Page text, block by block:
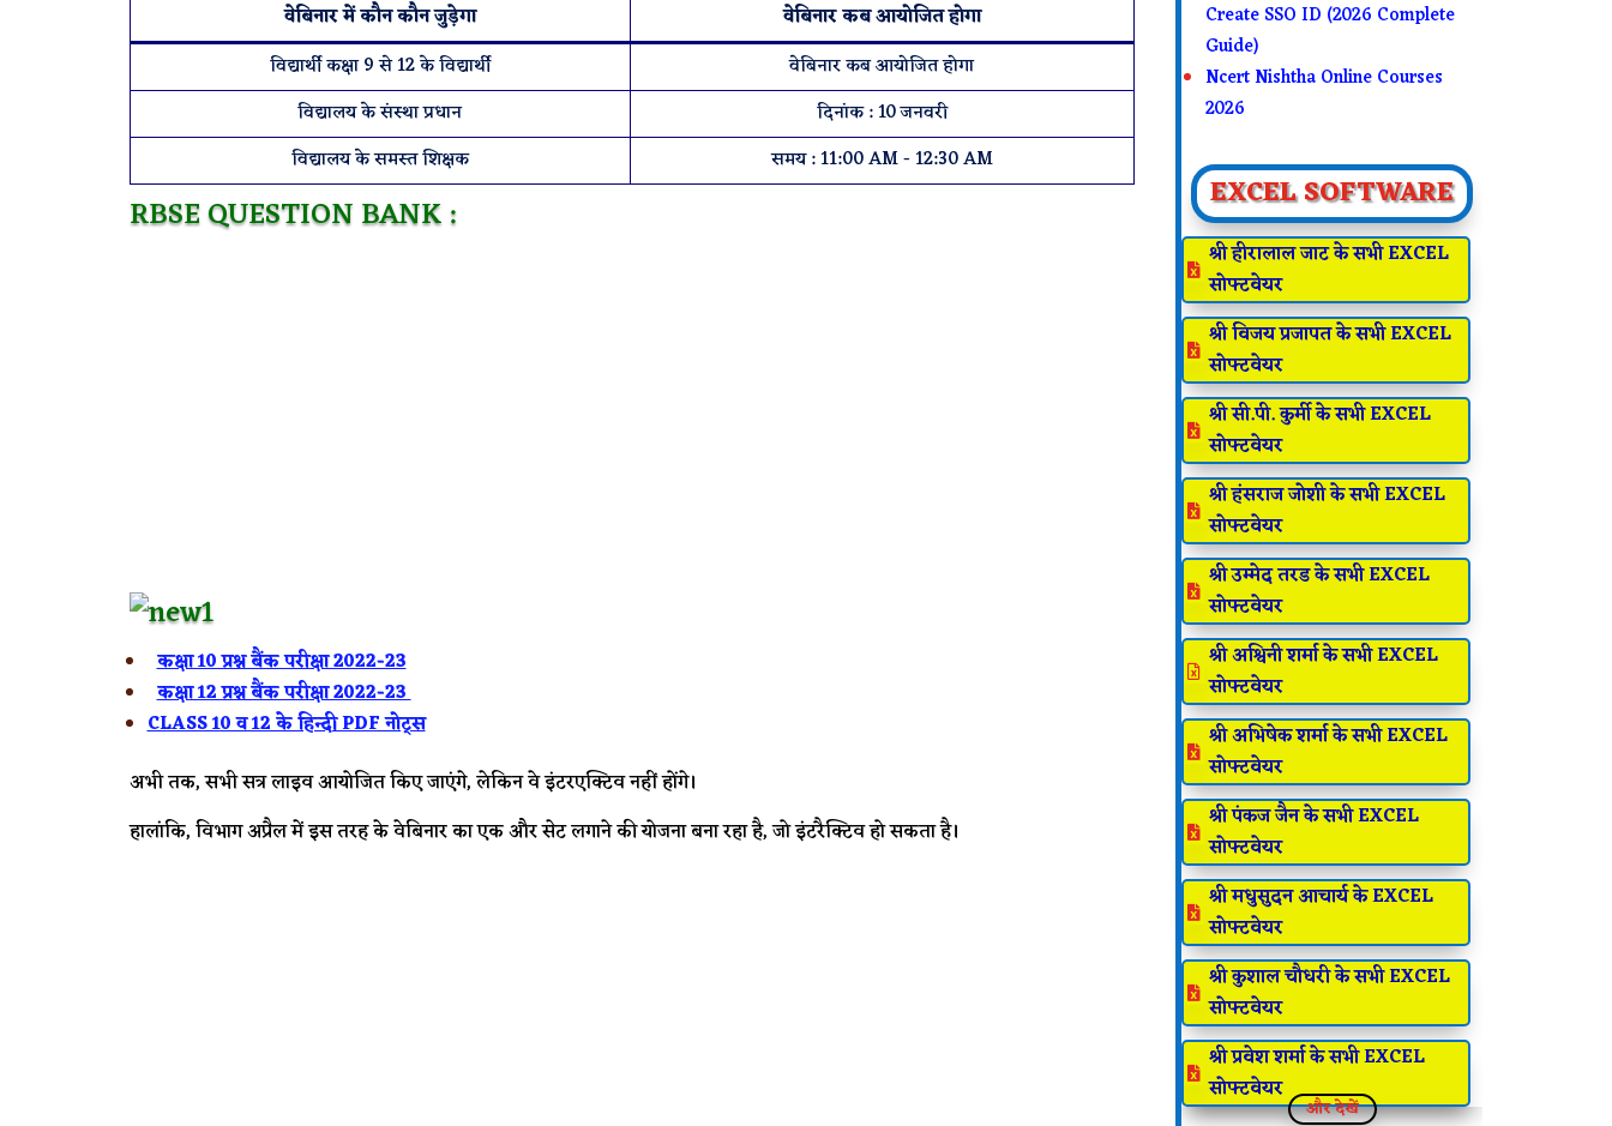
वेबिनार में कौन कौन जुड़ेगा
वेबिनार कब आयोजित होगा
विद्यार्थी कक्षा 9 से 12 के विद्यार्थी
वेबिनार कब आयोजित होगा
विद्यालय के संस्था प्रधान
दिनांक : 10 जनवरी
विद्यालय के समस्त शिक्षक
समय : 11:00 AM - 12:30 AM
RBSE QUESTION BANK :
कक्षा 10 प्रश्न बैंक परीक्षा 2022-23
कक्षा 12 प्रश्न बैंक परीक्षा 2022-23
CLASS 10 व 12 के हिन्दी PDF नोट्स
अभी तक, सभी सत्र लाइव आयोजित किए जाएंगे, लेकिन वे इंटरएक्टिव नहीं होंगे।
हालांकि, विभाग अप्रैल में इस तरह के वेबिनार का एक और सेट लगाने की योजना बना रहा है, जो इंटरैक्टिव हो सकता है।
Create SSO ID (2026 Complete
Guide)
Ncert Nishtha Online Courses
2026
EXCEL SOFTWARE
 श्री हीरालाल जाट के सभी EXCEL
सोफ्टवेयर
 श्री विजय प्रजापत के सभी EXCEL
सोफ्टवेयर
 श्री सी.पी. कुर्मी के सभी EXCEL
सोफ्टवेयर
 श्री हंसराज जोशी के सभी EXCEL
सोफ्टवेयर
 श्री उम्मेद तरड के सभी EXCEL
सोफ्टवेयर
 श्री अश्विनी शर्मा के सभी EXCEL
सोफ्टवेयर
 श्री अभिषेक शर्मा के सभी EXCEL
सोफ्टवेयर
 श्री पंकज जैन के सभी EXCEL
सोफ्टवेयर
 श्री मधुसुदन आचार्य के EXCEL
सोफ्टवेयर
 श्री कुशाल चौधरी के सभी EXCEL
सोफ्टवेयर
 श्री प्रवेश शर्मा के सभी EXCEL
सोफ्टवेयर
और देखें